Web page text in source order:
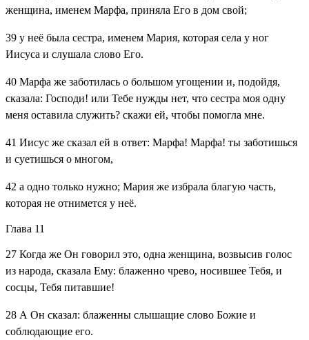
женщина, именем Марфа, приняла Его в дом свой;
39 у неё была сестра, именем Мария, которая села у ног
Иисуса и слушала слово Его.
40 Марфа же заботилась о большом угощении и, подойдя,
сказала: Господи! или Тебе нужды нет, что сестра моя одну
меня оставила служить? скажи ей, чтобы помогла мне.
41 Иисус же сказал ей в ответ: Марфа! Марфа! ты заботишься
и суетишься о многом,
42 а одно только нужно; Мария же избрала благую часть,
которая не отнимется у неё.
Глава 11
27 Когда же Он говорил это, одна женщина, возвысив голос
из народа, сказала Ему: блаженно чрево, носившее Тебя, и
сосцы, Тебя питавшие!
28 А Он сказал: блаженны слышащие слово Божие и
соблюдающие его.